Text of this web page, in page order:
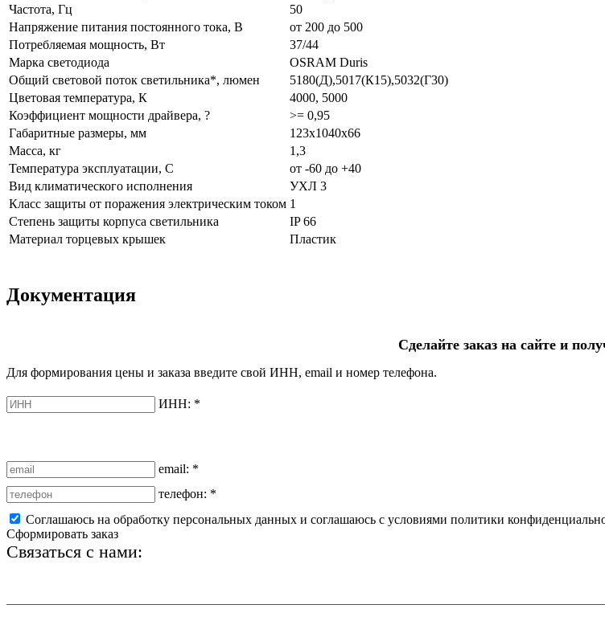
Частота, Гц
50
Напряжение питания постоянного тока, В
от 200 до 500
Потребляемая мощность, Вт
37/44
Марка светодиода
OSRAM Duris
Общий световой поток светильника*, люмен
5180(Д),5017(К15),5032(Г30)
Цветовая температура, К
4000, 5000
Коэффициент мощности драйвера, ?
>= 0,95
Габаритные размеры, мм
123х1040х66
Масса, кг
1,3
Температура эксплуатации, С
от -60 до +40
Вид климатического исполнения
УХЛ 3
Класс защиты от поражения электрическим током 1
Степень защиты корпуса светильника
IP 66
Материал торцевых крышек
Пластик
Документация
Сделайте заказ на сайте и
Для формирования цены и заказа введите свой ИНН, email и номер телефона.
ИНН: *
email: *
телефон: *
Соглашаюсь на обработку персональных данных и соглашаюсь с условиями политики
Сформировать заказ
Связаться с нами: